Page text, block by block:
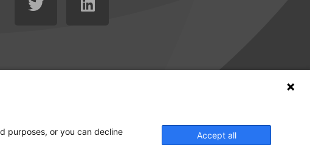
purposes, or you can decline
Accept all